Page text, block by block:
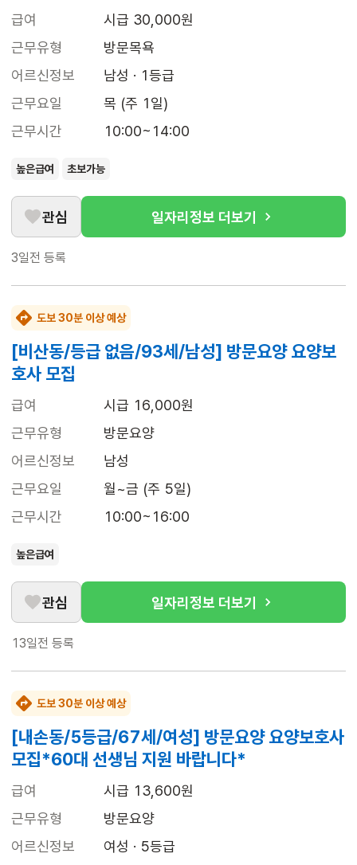
급여
시급 30,000원
근무유형
방문목욕
어르신정보
남성 · 1등급
근무요일
목 (주 1일)
근무시간
10:00~14:00
높은급여 초보가능
관심 일자리정보 더보기
3일전 등록
도보 30분 이상 예상
[비산동/등급 없음/93세/남성] 방문요양 요양보
호사 모집
급여
시급 16,000원
근무유형
방문요양
어르신정보
남성
근무요일
월~금 (주 5일)
근무시간
10:00~16:00
높은급여
관심 일자리정보 더보기
13일전 등록
도보 30분 이상 예상
[내손동/5등급/67세/여성] 방문요양 요양보호사
모집*60대 선생님 지원 바랍니다*
급여
시급 13,600원
근무유형
방문요양
어르신정보
여성 · 5등급